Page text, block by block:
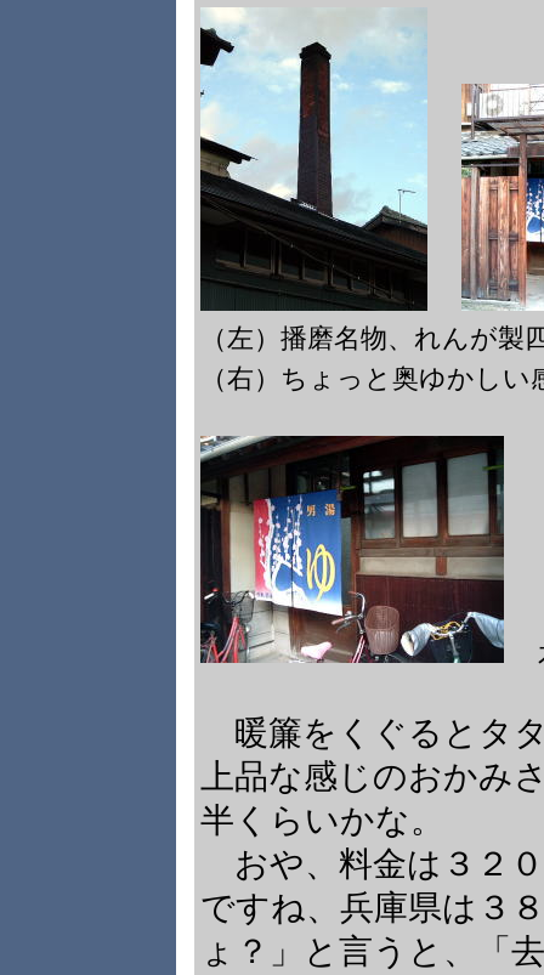
（左）播磨名物、れんが
（右）ちょっと奥ゆかしい
暖簾をくぐるとタ
上品な感じのおかみ
半くらいかな。
おや、料金は３２
ですね、兵庫県は３
ょ？」と言うと、「